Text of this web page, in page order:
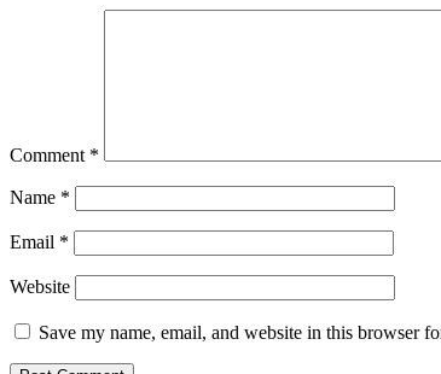
Comment *
Name *
Email *
Website
Save my name, email, and website in this browser